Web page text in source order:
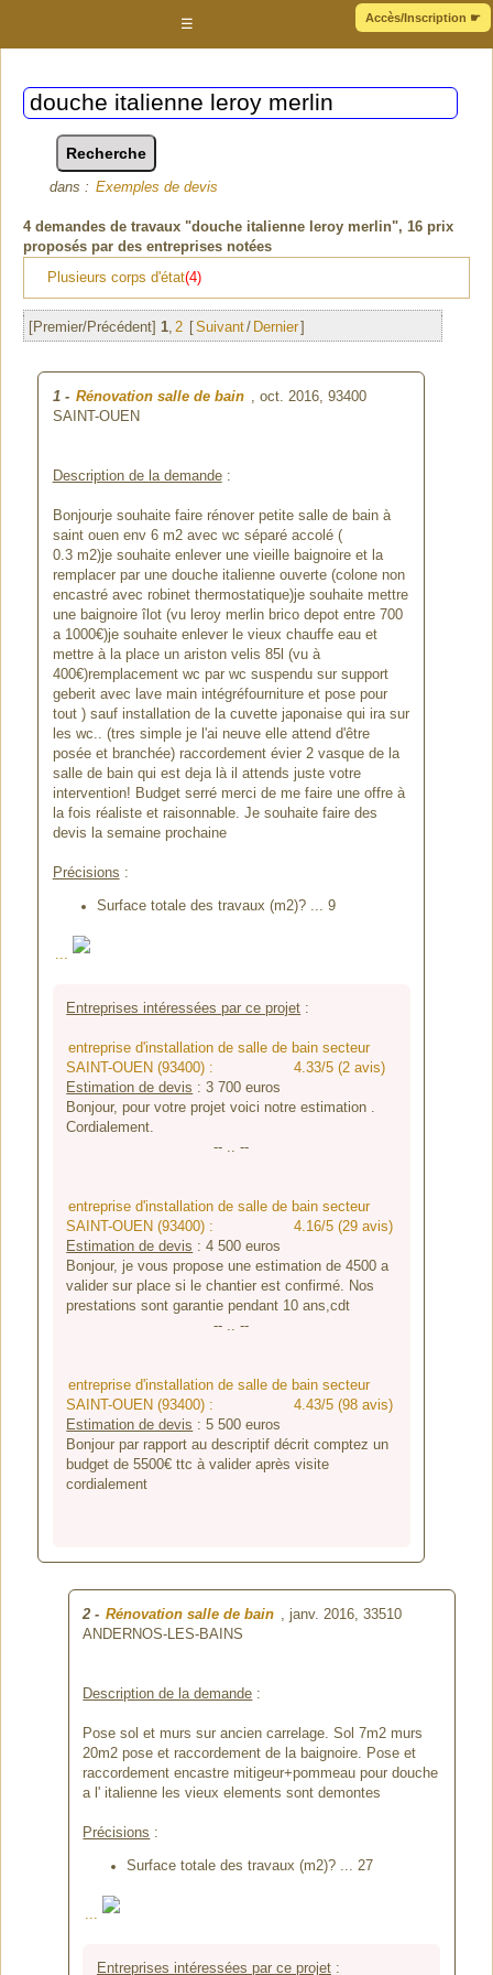
Accès/Inscription ☛
☰
dans : Exemples de devis
4 demandes de travaux "douche italienne leroy merlin", 16 prix
proposés par des entreprises notées
Plusieurs corps d'état(4)
[Premier/Précédent] 1, 2 Suivant/ Dernier
1- Rénovation salle de bain , oct. 2016, 93400
SAINT-OUEN
Description de la demande:
Bonjourje souhaite faire rénover petite salle de bain à
saint ouen env 6 m2 avec wc séparé accolé (
0.3 m2)je souhaite enlever une vieille baignoire et la
remplacer par une douche italienne ouverte (colone non
encastré avec robinet thermostatique)je souhaite mettre
une baignoire îlot (vu leroy merlin brico depot entre 700
a 1000€)je souhaite enlever le vieux chauffe eau et
mettre à la place un ariston velis 85l (vu à
400€)remplacement wc par wc suspendu sur support
geberit avec lave main intégréfourniture et pose pour
tout ) sauf installation de la cuvette japonaise qui ira sur
les wc.. (tres simple je l'ai neuve elle attend d'être
posée et branchée) raccordement évier 2 vasque de la
salle de bain qui est deja là il attends juste votre
intervention! Budget serré merci de me faire une offre à
la fois réaliste et raisonnable. Je souhaite faire des
devis la semaine prochaine
Précisions :
Surface totale des travaux (m2)? ... 9
...
Entreprises intéressées par ce projet :
entreprise d'installation de salle de bain secteur
SAINT-OUEN (93400) :
4.33/5 (2 avis)
Estimation de devis :3 700 euros
Bonjour, pour votre projet voici notre estimation .
Cordialement.
-- .. --
entreprise d'installation de salle de bain secteur
SAINT-OUEN (93400) :
4.16/5 (29 avis)
Estimation de devis :4 500 euros
Bonjour, je vous propose une estimation de 4500 a
valider sur place si le chantier est confirmé. Nos
prestations sont garantie pendant 10 ans,cdt
-- .. --
entreprise d'installation de salle de bain secteur
SAINT-OUEN (93400) :
4.43/5 (98 avis)
Estimation de devis :5 500 euros
Bonjour par rapport au descriptif décrit comptez un
budget de 5500€ ttc à valider après visite
cordialement
2 - Rénovation salle de bain , janv. 2016,33510
ANDERNOS-LES-BAINS
Description de la demande :
Pose sol et murs sur ancien carrelage. Sol 7m2 murs
20m2 pose et raccordement de la baignoire. Pose et
raccordement encastre mitigeur+pommeau pour douche
a l' italienne les vieux elements sont demontes
Précisions :
Surface totale des travaux (m2)? ... 27
...
Entreprises intéressées par ce projet: